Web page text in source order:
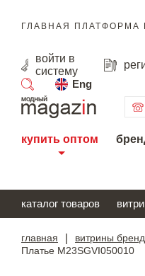
ГЛАВНАЯ
войти в
систему
Eng
поиск
купить оптом
каталог товаров
главная витрины
Платье M23SGVI050010